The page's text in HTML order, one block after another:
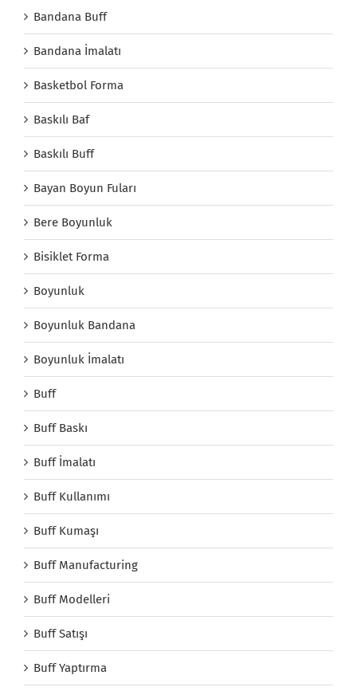
Bandana Buff
Bandana İmalatı
Basketbol Forma
Baskılı Baf
Baskılı Buff
Bayan Boyun Fuları
Bere Boyunluk
Bisiklet Forma
Boyunluk
Boyunluk Bandana
Boyunluk İmalatı
Buff
Buff Baskı
Buff İmalatı
Buff Kullanımı
Buff Kumaşı
Buff Manufacturing
Buff Modelleri
Buff Satışı
Buff Yaptırma